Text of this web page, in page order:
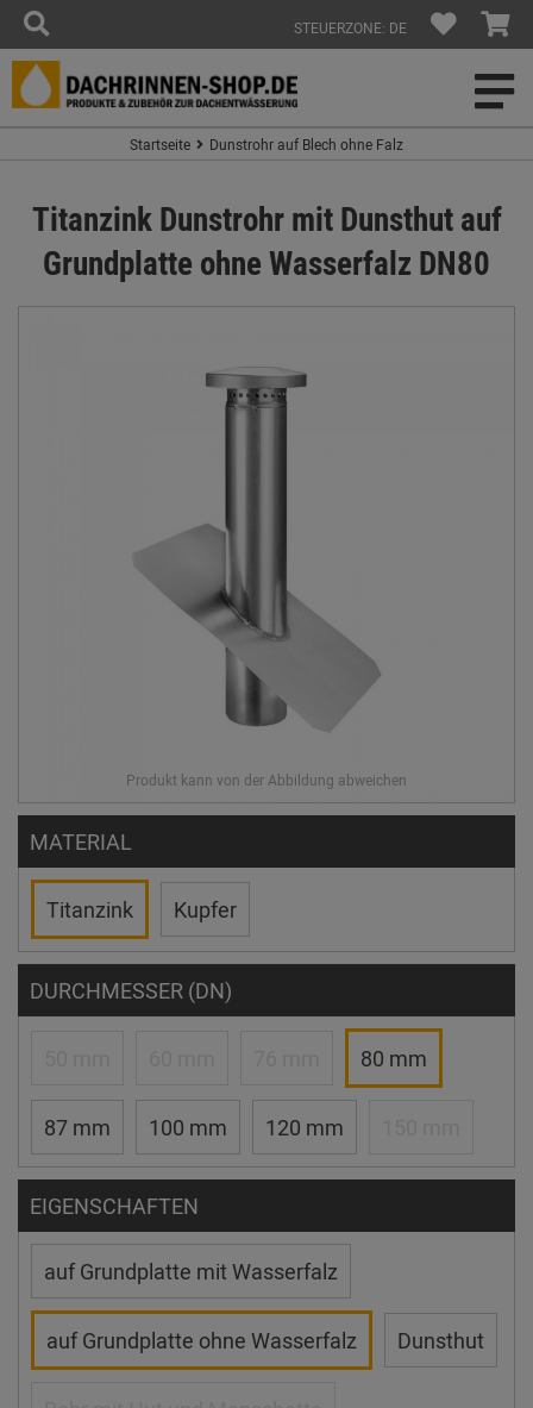
STEUERZONE: DE
Startseite Dunstrohr auf Blech ohne Falz
Titanzink Dunstrohr mit Dunsthut auf
Grundplatte ohne Wasserfalz DN80
MATERIAL
Titanzink Kupfer
DURCHMESSER (DN)
80 mm
87 mm 100 mm 120 mm
EIGENSCHAFTEN
auf Grundplatte mit Wasserfalz
auf Grundplatte ohne Wasserfalz Dunsthut